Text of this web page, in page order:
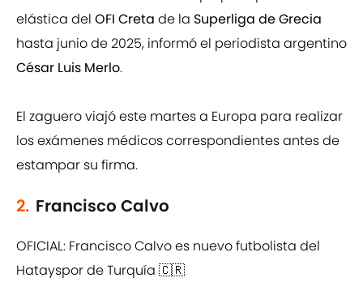
elástica del OFI Creta de la Superliga de Grecia
hasta junio de 2025, informó el periodista argentino
César Luis Merlo.
El zaguero viajó este martes a Europa para realizar
los exámenes médicos correspondientes antes de
estampar su firma.
2. Francisco Calvo
OFICIAL: Francisco Calvo es nuevo futbolista del
Hatayspor de Turquía 🇨🇷